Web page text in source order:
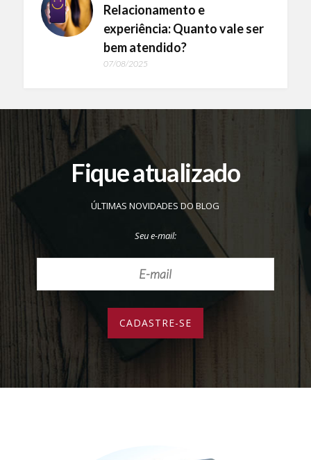
Relacionamento e
experiência: Quanto vale ser
bem atendido?
07/08/2025
Fique atualizado
ÚLTIMAS NOVIDADES DO BLOG
Seu e-mail: